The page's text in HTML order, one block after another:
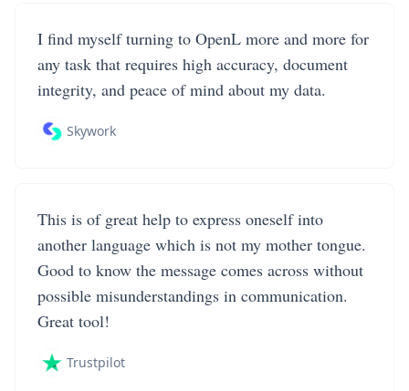
I find myself turning to OpenL more and more for
any task that requires high accuracy, document
integrity, and peace of mind about my data.
Skywork
This is of great help to express oneself into
another language which is not my mother tongue.
Good to know the message comes across without
possible misunderstandings in communication.
Great tool!
Trustpilot